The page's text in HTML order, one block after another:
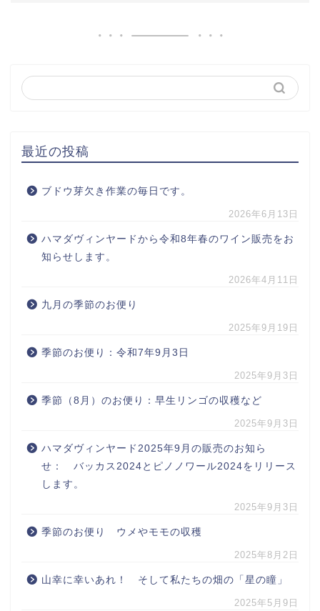
最近の投稿
ブドウ芽欠き作業の毎日です。
2026年6月13日
ハマダヴィンヤードから令和8年春のワイン販売をお
知らせします。
2026年4月11日
九月の季節のお便り
2025年9月19日
季節のお便り：令和7年9月3日
2025年9月3日
季節（8月）のお便り：早生リンゴの収穫など
2025年9月3日
ハマダヴィンヤード2025年9月の販売のお知ら
せ： バッカス2024とピノノワール2024をリリース
します。
2025年9月3日
季節のお便り ウメやモモの収穫
2025年8月2日
山幸に幸いあれ！ そして私たちの畑の「星の瞳」
2025年5月9日